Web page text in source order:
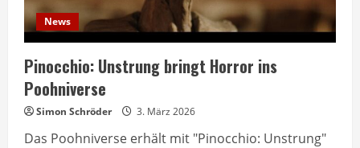
News
Pinocchio: Unstrung bringt Horror ins
Poohniverse
Simon Schröder 3. März 2026
Das Poohniverse erhält mit "Pinocchio: Unstrung"